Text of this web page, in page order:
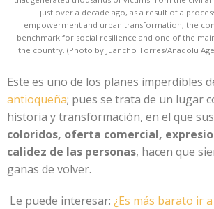
just over a decade ago, as a result of a
empowerment and urban transformation, the
benchmark for social resilience and one of the
the country. (Photo by Juancho Torres/Anadolu
Este es uno de los planes imperdibles
antioqueña; pues se trata de un lugar
historia y transformación, en el que sus
coloridos, oferta comercial,
calidez de las personas, hacen que
ganas de volver.
Le puede interesar: ¿Es más barato ir